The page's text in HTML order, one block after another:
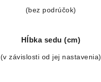
(bez podrúčok)
Hĺbka sedu (cm)
(v závislosti od jej nastavenia)